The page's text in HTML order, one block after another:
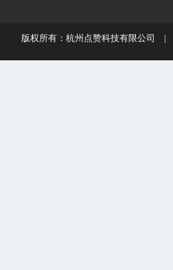
版权所有：杭州点赞科技有限公司